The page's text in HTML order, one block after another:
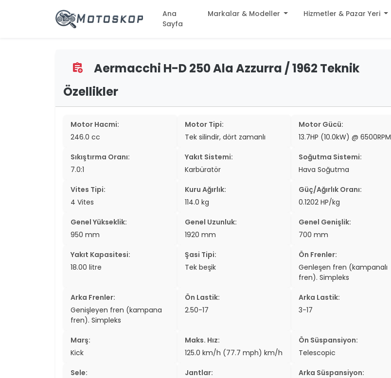
Ana
Sayfa
Markalar & Modeller
two_wheeler
two_wheeler
two_wheeler
two_wheeler
grid_view
Hizmetler & Pazar Yeri
settings
assignment_add
Aermacchi H-D 250 Ala Azzurra / 1962 Teknik
Özellikler
Motor Hacmi:
246.0 cc
Motor Tipi:
Tek silindir, dört zamanlı
Motor Gücü:
13.7HP (10.0kW) @ 6500RPM
Sıkıştırma Oranı:
7.0:1
Yakıt Sistemi:
Karbüratör
Soğutma Sistemi:
Hava Soğutma
Vites Tipi:
4 Vites
Kuru Ağırlık:
114.0 kg
Güç/Ağırlık Oranı:
0.1202 HP/kg
Genel Yükseklik:
950 mm
Genel Uzunluk:
1920 mm
Genel Genişlik:
700 mm
Yakıt Kapasitesi:
18.00 litre
Şasi Tipi:
Tek beşik
Ön Frenler:
Genleşen fren (kampanalı
fren). Simpleks
Arka Frenler:
Genişleyen fren (kampana
fren). Simpleks
Ön Lastik:
2.50-17
Arka Lastik:
3-17
Marş:
Kick
Maks. Hız:
125.0 km/h (77.7 mph) km/h
Ön Süspansiyon:
Telescopic
Sele:
Jantlar:
Arka Süspansiyon: